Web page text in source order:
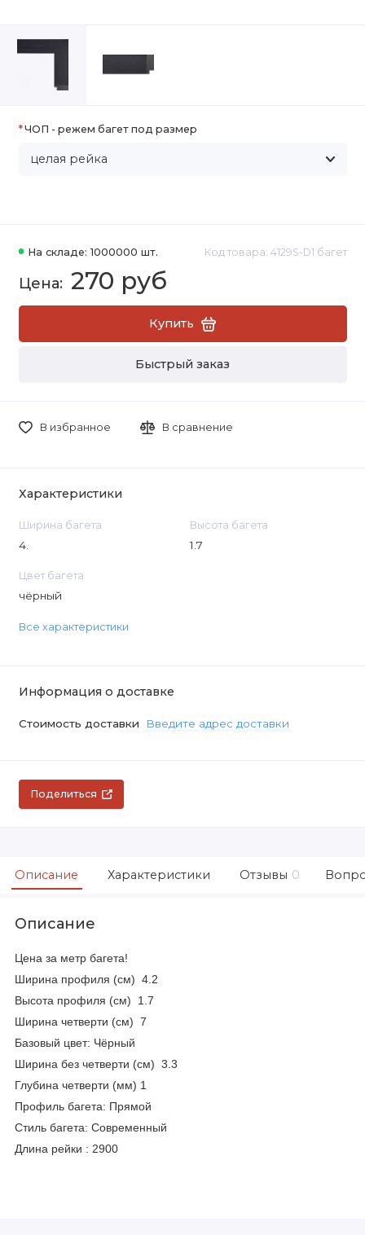
На складе: 1000000 шт. Код товара: 4129S-D1 багет
270 руб
Купить
Быстрый заказ
В избранное В сравнение
ЧОП - режем багет под размер
Характеристики
Ширина багета
4.
Высота багета
1.7
Цвет багета
чёрный
Все характеристики
Информация о доставке
Стоимость доставки Введите адрес доставки
Поделиться
Описание Характеристики Отзывы 0
Описание
Цена за метр багета!
Ширина профиля (см) 4.2
Высота профиля (см) 1.7
Ширина четверти (см) 7
Базовый цвет: Чёрный
Ширина без четверти (см) 3.3
Глубина четверти (мм) 1
Профиль багета: Прямой
Стиль багета: Современный
Длина рейки : 2900